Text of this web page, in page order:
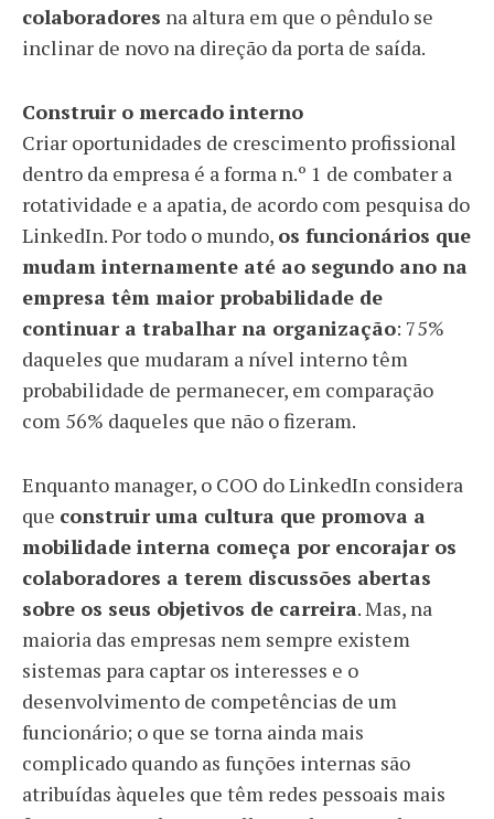
colaboradores na altura em que o pêndulo se
inclinar de novo na direção da porta de saída.
Construir o mercado interno
Criar oportunidades de crescimento profissional
dentro da empresa é a forma n.º 1 de combater a
rotatividade e a apatia, de acordo com pesquisa do
LinkedIn. Por todo o mundo, os funcionários que
mudam internamente até ao segundo ano na
empresa têm maior probabilidade de
continuar a trabalhar na organização: 75%
daqueles que mudaram a nível interno têm
probabilidade de permanecer, em comparação
com 56% daqueles que não o fizeram.
Enquanto manager, o COO do LinkedIn considera
que construir uma cultura que promova a
mobilidade interna começa por encorajar os
colaboradores a terem discussões abertas
sobre os seus objetivos de carreira. Mas, na
maioria das empresas nem sempre existem
sistemas para captar os interesses e o
desenvolvimento de competências de um
funcionário; o que se torna ainda mais
complicado quando as funções internas são
atribuídas àqueles que têm redes pessoais mais